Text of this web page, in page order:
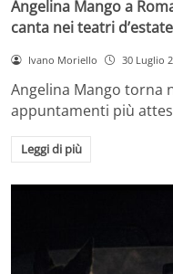
Angelina Mango a
canta nei teatri
Ivano Moriello 30 Luglio
Angelina Mango torna
appuntamenti più
Leggi di più